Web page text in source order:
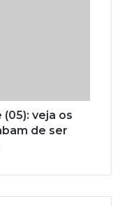
veja os
de ser